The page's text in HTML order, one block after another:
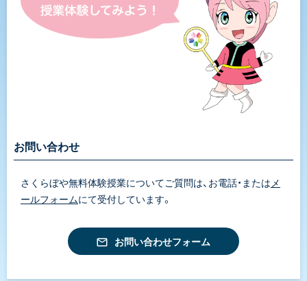
お問い合わせ
さくらぼや無料体験授業についてご質問は、お電話・または メ
ールフォームにて受付しています。
お問い合わせフォーム